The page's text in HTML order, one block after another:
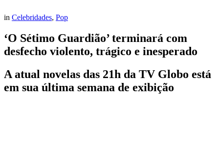
in Celebridades, Pop
‘O Sétimo Guardião’ terminará com
desfecho violento, trágico e inesperado
A atual novelas das 21h da TV Globo está
em sua última semana de exibição